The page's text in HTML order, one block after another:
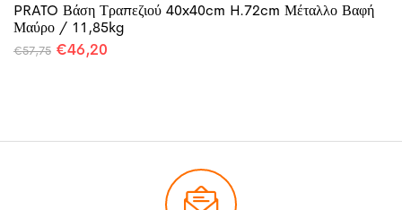
PRATO Βάση Τραπεζιού 40x40cm H.72cm Μέταλλο Βαφή
Μαύρο / 11,85kg
€57,75 €46,20